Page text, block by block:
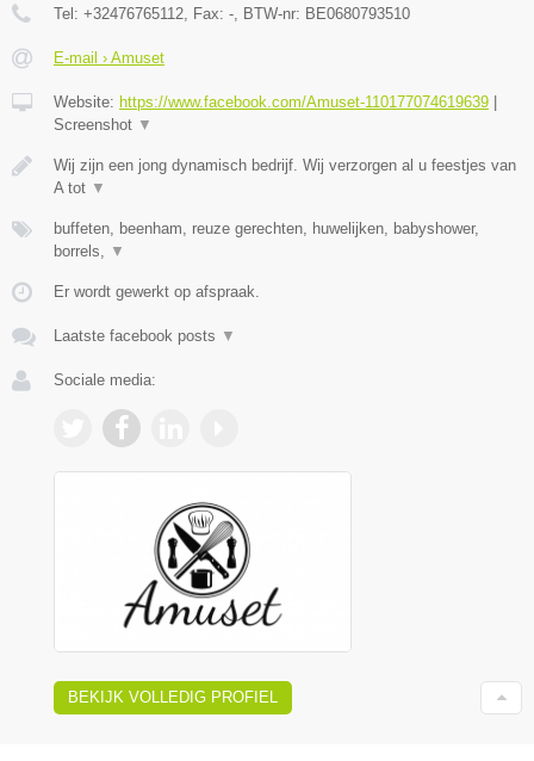
Tel: +32476765112, Fax: -, BTW-nr: BE0680793510
E-mail › Amuset
Website: https://www.facebook.com/Amuset-110177074619639
Screenshot ▼
Wij zijn een jong dynamisch bedrijf. Wij verzorgen al u feestjes van
A tot ▼
buffeten, beenham, reuze gerechten, huwelijken, babyshower,
borrels, ▼
Er wordt gewerkt op afspraak.
Laatste facebook posts ▼
Sociale media:
BEKIJK VOLLEDIG PROFIEL